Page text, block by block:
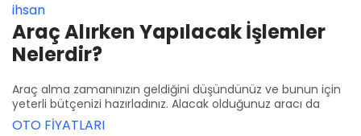
ihsan
Araç Alırken Yapılacak İşlemler
Nelerdir?
Araç alma zamanınızın geldiğini düşündünüz ve bunun için
yeterli bütçenizi hazırladınız. Alacak olduğunuz aracı da
OTO FİYATLARI